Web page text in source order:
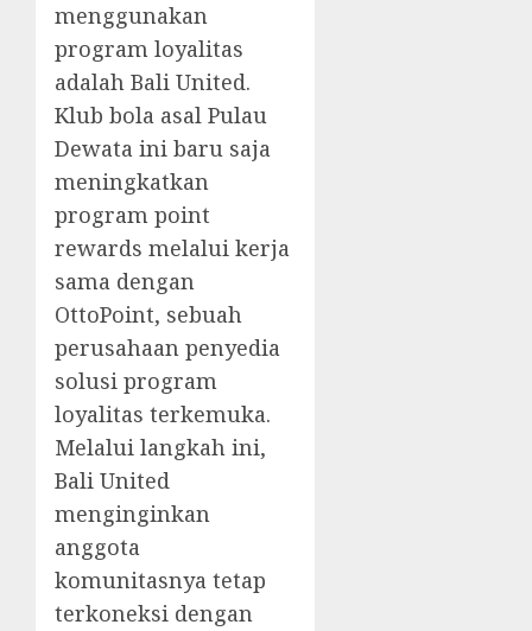
menggunakan
program loyalitas
adalah Bali United.
Klub bola asal Pulau
Dewata ini baru saja
meningkatkan
program point
rewards melalui kerja
sama dengan
OttoPoint, sebuah
perusahaan penyedia
solusi program
loyalitas terkemuka.
Melalui langkah ini,
Bali United
menginginkan
anggota
komunitasnya tetap
terkoneksi dengan